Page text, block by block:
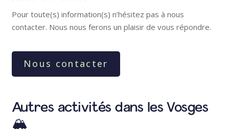
Pour toute(s) information(s) n’hésitez pas à nous
contacter. Nous nous ferons un plaisir de vous répondre.
Nous contacter
Autres activités dans les Vosges
🏔